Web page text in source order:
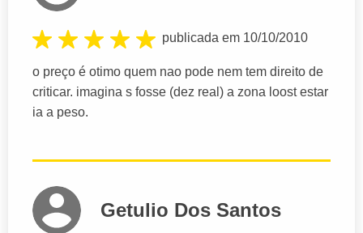
publicada em 10/10/2010
o preço é otimo quem nao pode nem tem direito de
criticar. imagina s fosse (dez real) a zona loost estar
ia a peso.
Getulio Dos Santos